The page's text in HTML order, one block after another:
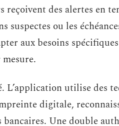
reçoivent des alertes en
ou les
aux besoins
L’application utilise des
digitale,
Une double